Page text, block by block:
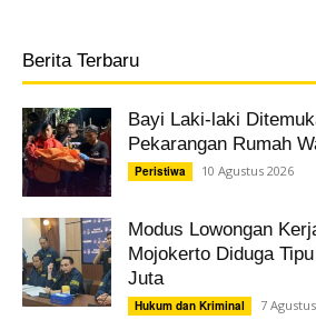
Berita Terbaru
Bayi Laki-laki
Pekarangan Rumah
Peristiwa 10 Agustus 2026
Modus Lowongan
Mojokerto Diduga
Juta
Hukum dan Kriminal 7